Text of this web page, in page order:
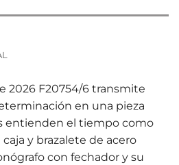
2026 F20754/6 transmite
en una pieza
entienden el tiempo como
y brazalete de acero
con fechador y su